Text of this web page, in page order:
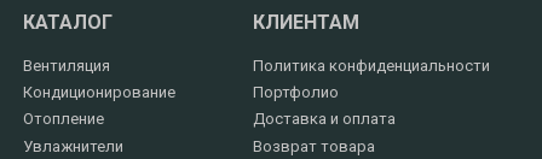
КАТАЛОГ
Вентиляция
Кондиционирование
Отопление
Увлажнители
КЛИЕНТАМ
Политика конфиденциальности
Портфолио
Доставка и оплата
Возврат товара